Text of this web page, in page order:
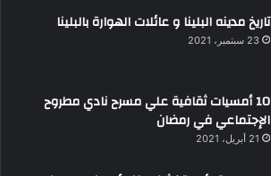
تاريخ مدينه البلينا و عائلات الهوارة بالبلينا
23 سبتمبر، 2021
10 أمسيات ثقافية علي مسرح نادي مطروح
الإجتماعي في رمضان
21 أبريل، 2021